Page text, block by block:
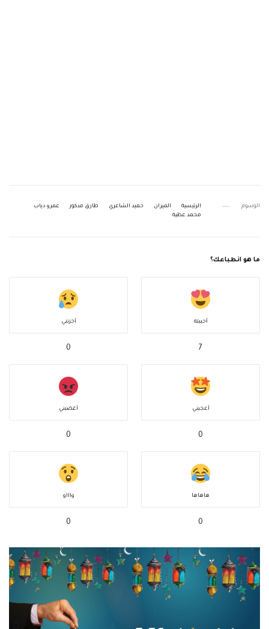
الوسوم الرئيسية الميزان حميد الشاعري طارق مدكور
عمرو دياب
محمد عطية
ما هو انطباعك؟
أحببته
7
أحزنني
0
أعجبني
0
أغضبني
0
هاهاها
0
واااو
0